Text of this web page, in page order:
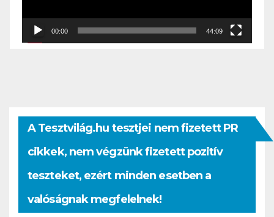
00:00 44:09
A Tesztvilág.hu tesztjei nem fizetett PR
cikkek, nem végzünk fizetett pozitív
teszteket, ezért minden esetben a
valóságnak megfelelnek!